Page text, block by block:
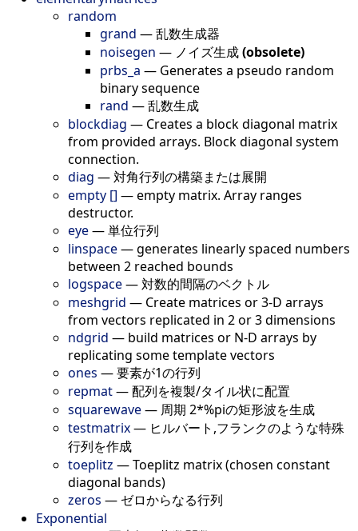
random
grand —乱数生成器
noisegen — ノイズ生成(obsolete)
prbs_a — Generates a pseudo random
binary sequence
rand —乱数生成
blockdiag — Creates a block diagonal matrix
from provided arrays. Block diagonal system
connection.
diag —対角行列の構築または展開
empty [] —empty matrix. Array ranges
destructor.
eye—単位行列
linspace—generates linearly spaced numbers
between 2 reached bounds
logspace—対数的間隔のベクトル
meshgrid — Create matrices or 3-D arrays
from vectors replicated in 2 or 3 dimensions
ndgrid — build matrices or N-D arrays by
replicating some template vectors
ones —要素が1の行列
repmat—配列を複製/タイル状に配置
squarewave— 周期 2*%piの矩形波を生成
testmatrix— ヒルバート,フランクのような特殊
行列を作成
toeplitz —Toeplitz matrix (chosen constant
diagonal bands)
zeros — ゼロからなる行列
Exponential